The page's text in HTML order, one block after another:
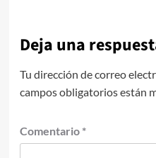
Deja una
Tu dirección de correo
campos obligatorios están
Comentario *